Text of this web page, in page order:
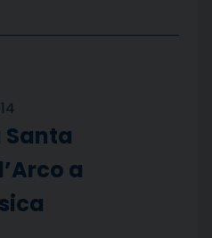
Santa
a